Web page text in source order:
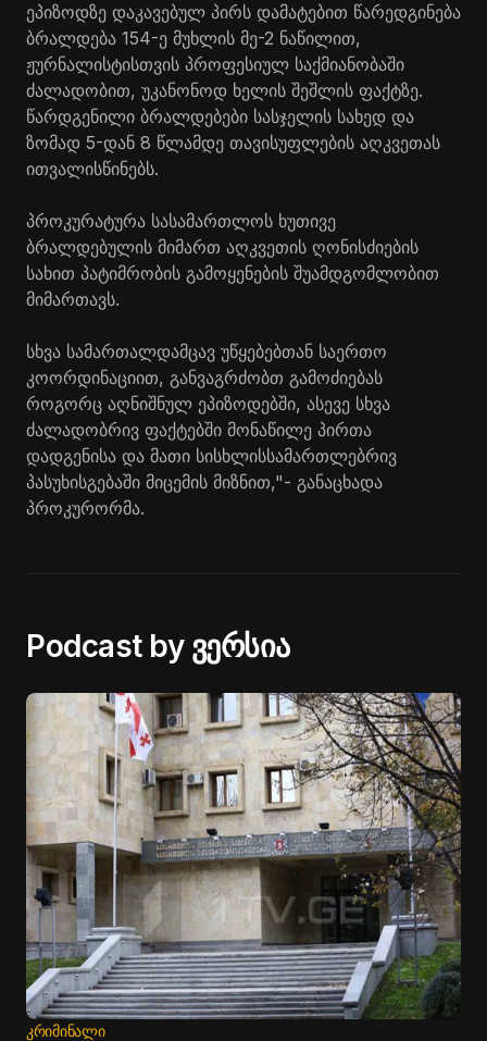
ეპიზოდზე დაკავებულ პირს დამატებით წარედგინება
ბრალდება 154-ე მუხლის მე-2 ნაწილით,
ჟურნალისტისთვის პროფესიულ საქმიანობაში
ძალადობით, უკანონოდ ხელის შეშლის ფაქტზე.
წარდგენილი ბრალდებები სასჯელის სახედ და
ზომად 5-დან 8 წლამდე თავისუფლების აღკვეთას
ითვალისწინებს.
პროკურატურა სასამართლოს ხუთივე
ბრალდებულის მიმართ აღკვეთის ღონისძიების
სახით პატიმრობის გამოყენების შუამდგომლობით
მიმართავს.
სხვა სამართალდამცავ უწყებებთან საერთო
კოორდინაციით, განვაგრძობთ გამოძიებას
როგორც აღნიშნულ ეპიზოდებში, ასევე სხვა
ძალადობრივ ფაქტებში მონაწილე პირთა
დადგენისა და მათი სისხლისსამართლებრივ
პასუხისგებაში მიცემის მიზნით,"- განაცხადა
პროკურორმა.
Podcast by ვერსია
ᲙᲠᲘᲛᲘᲜᲐᲚᲘ